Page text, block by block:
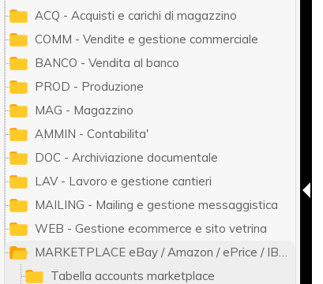
ACQ - Acquisti e carichi di magazzino
COMM - Vendite e gestione commerciale
BANCO - Vendita al banco
PROD - Produzione
MAG - Magazzino
AMMIN - Contabilita'
DOC - Archiviazione documentale
LAV - Lavoro e gestione cantieri
MAILING - Mailing e gestione messaggistica
WEB - Gestione ecommerce e sito vetrina
MARKETPLACE eBay / Amazon / ePrice / IBS.it / ManoMano / Cdiscount / Zalando / Leroy Merlin
Tabella accounts marketplace